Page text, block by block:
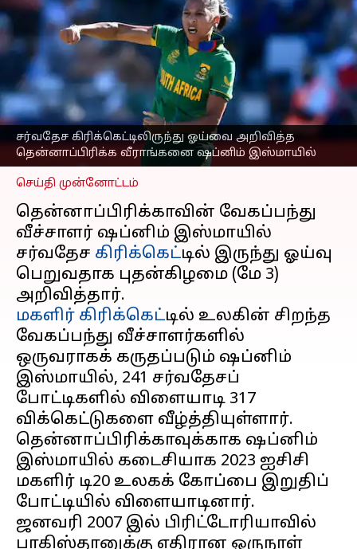
சர்வதேச கிரிக்கெட்டிலிருந்து ஓய்வை அறிவித்த
தென்னாப்பிரிக்க வீராங்கனை ஷப்னிம் இஸ்மாயில்
கிரிக்கெட்டிலிருந்து
ஓய்வை அறிவித்த
தென்னாப்பிரிக்க
வீராங்கனை ஷப்னிம்
இஸ்மாயில்
எழுதியவர் Sekar Chinnappan May 03, 2023 06:55 pm
செய்தி முன்னோட்டம்
தென்னாப்பிரிக்காவின் வேகப்பந்து
வீச்சாளர் ஷப்னிம் இஸ்மாயில்
சர்வதேச கிரிக்கெட்டில் இருந்து ஓய்வு
பெறுவதாக புதன்கிழமை (மே 3)
மகளிர் கிரிக்கெட்டில் உலகின் சிறந்த
வேகப்பந்து வீச்சாளர்களில்
ஒருவராகக் கருதப்படும் ஷப்னிம்
இஸ்மாயில், 241 சர்வதேசப்
போட்டிகளில் விளையாடி 317
விக்கெட்டுகளை வீழ்த்தியுள்ளார்.
தென்னாப்பிரிக்காவுக்காக ஷப்னிம்
இஸ்மாயில் கடைசியாக 2023 ஐசிசி
மகளிர் டி20 உலகக் கோப்பை இறுதிப்
போட்டியில் விளையாடினார்.
ஜனவரி 2007 இல் பிரிட்டோரியாவில்
பாகிஸ்தானுக்கு எதிரான ஒருநாள்